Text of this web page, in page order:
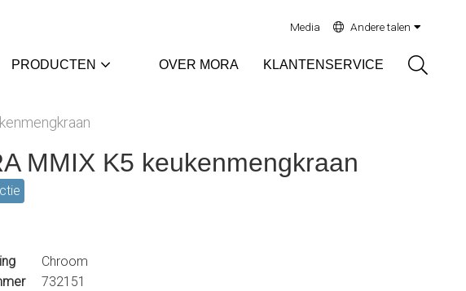
Media Andere talen
PRODUCTEN OVER MORA KLANTENSERVICE
MMIX K5 keukenmengkraan
Chroom
732151